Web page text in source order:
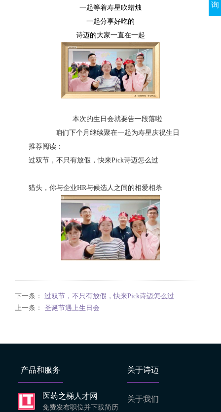
一起等着寿星吹蜡烛
一起分享好吃的
诗迈的大家一直在一起
本次的生日会就要告一段落啦
咱们下个月继续聚在一起为寿星庆祝生日
推荐阅读：
过双节，不只有放假，快来Pick诗迈怎么过
猎头，你与企业HR与候选人之间的相爱相杀
下一条： 过双节，不只有放假，快来Pick诗迈怎么过
上一条： 圣诞节遇上生日会
产品和服务
医药之梯人才网
免费发布职位并下载简历
关于诗迈
关于我们
询